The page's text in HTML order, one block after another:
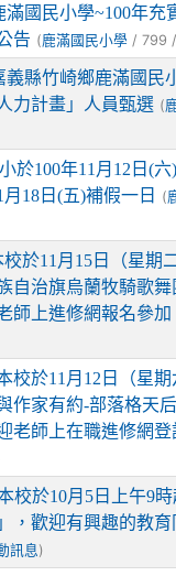
滿國民小學~100年充
告 (鹿滿國民小學 / 799 /
義縣竹崎鄉鹿滿國民
力計畫」人員甄選 (
於100年11月12日(
18日(五)補假一日
(
校於11月15日（星期
自治旗烏蘭牧騎歌
師上進修網報名參加
校於11月12日（星期
作家有約-部落格天
老師上在職進修網登
校於10月5日上午9
，歡迎有興趣的教
訊息 )